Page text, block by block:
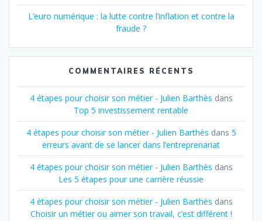
L’euro numérique : la lutte contre l’inflation et contre la
fraude ?
COMMENTAIRES RÉCENTS
4 étapes pour choisir son métier - Julien Barthès dans
Top 5 investissement rentable
4 étapes pour choisir son métier - Julien Barthès dans 5
erreurs avant de se lancer dans l’entreprenariat
4 étapes pour choisir son métier - Julien Barthès dans
Les 5 étapes pour une carrière réussie
4 étapes pour choisir son métier - Julien Barthès dans
Choisir un métier ou aimer son travail, c’est différent !